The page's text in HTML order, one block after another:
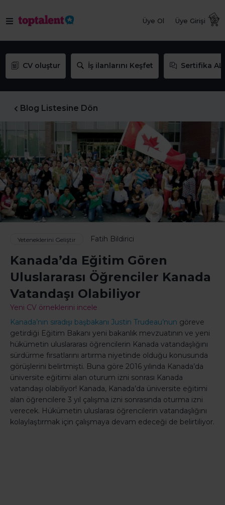
Üye Ol Üye Girişi
CV oluştur İş ilanlarını Keşfet Sertifika AL
Blog Listesine Dön
Yeteneklerini Geliştir Fatih Bildirici
Kanada’da Eğitim Gören
Uluslararası Öğrenciler Kanada
Vatandaşı Olabiliyor
Yeni CV örneklerini incele
Kanada’nın sıradışı başbakanı Justin Trudeau’nun göreve
getirdiği Eğitim Bakanı yeni bakanlık mevzuatının ve yeni
hükümetin uluslararası öğrencilerin Kanada vatandaşlığını
sürdürme fırsatlarını artırma niyetinde olduğu konusunda
görüşlerini belirtmişti. Buna göre 2016 yılında Kanada’da
üniversite eğitimi alan oturum izni sonrası Kanada
vatandaşı olabiliyor! Kanada, Kanada’da üniversite eğitimi
alan öğrencilere 3 yıl çalışma izni sonrasında oturma izni
verecek. Hükümetin uluslarası öğrencilerin vatandaşlığını
kolaylaştırmak için çalışmaya devam edeceği de belirtiliyor.